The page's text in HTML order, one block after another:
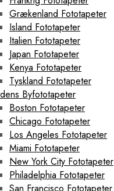
Grækenland Fototapeter
Island Fototapeter
Italien Fototapeter
Japan Fototapeter
Kenya Fototapeter
Tyskland Fototapeter
Byfototapeter
Boston Fototapeter
Chicago Fototapeter
Los Angeles Fototapeter
Miami Fototapeter
New York City Fototapeter
Philadelphia Fototapeter
San Francisco Fototapeter